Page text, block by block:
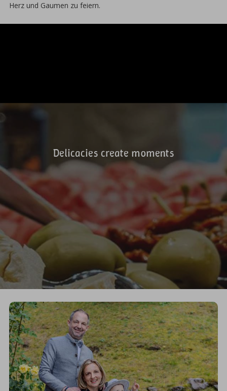
Herz und Gaumen zu feiern.
Delicacies create moments